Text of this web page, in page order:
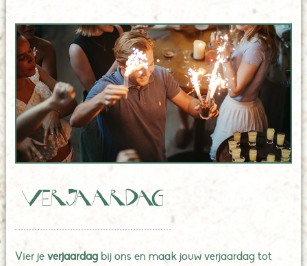
Verjaardag
Vier jeverjaardag bij ons en maak jouw verjaardag tot